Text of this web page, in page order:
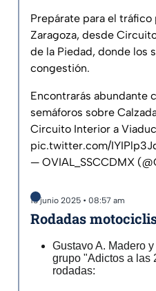
Prepárate para el tráfico
Zaragoza, desde
de la Piedad, donde los
congestión.
Encontrarás abundante
semáforos sobre
Circuito Interior a
pic.twitter.com/
— OVIAL_SSCCDMX
13 junio 2025 • 08:57 am
Rodadas
Gustavo A. Madero
grupo "Adictos a las
rodadas: